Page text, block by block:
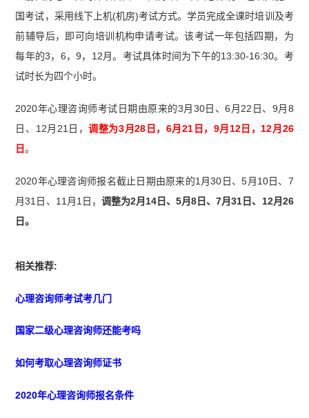
国考试，采用线下上机(机房)考试方式。学员完成全课时培训及考
前辅导后，即可向培训机构申请考试。该考试一年包括四期，为
每年的3，6，9，12月。考试具体时间为下午的13:30-16:30。考
试时长为四个小时。
2020年心理咨询师考试日期由原来的3月30日、6月22日、9月8
日、12月21日，调整为3月28日，6月21日，9月12日，12月26
日。
2020年心理咨询师报名截止日期由原来的1月30日、5月10日、7
月31日、11月1日， 调整为2月14日、5月8日、7月31日、12月26
日。
相关推荐:
心理咨询师考试考几门
国家二级心理咨询师还能考吗
如何考取心理咨询师证书
2020年心理咨询师报名条件